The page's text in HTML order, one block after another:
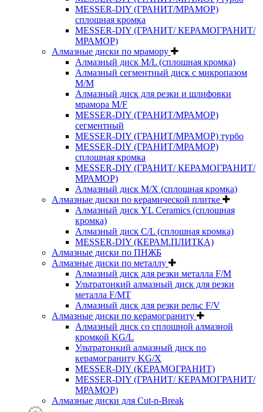
MESSER-DIY (ГРАНИТ/МРАМОР)
сплошная кромка
MESSER-DIY (ГРАНИТ/ КЕРАМОГРАНИТ/
МРАМОР)
Алмазные диски по мрамору
Алмазный диск M/L (сплошная кромка)
Алмазный сегментный диск с микропазом
M/M
Алмазный диск для резки и шлифовки
мрамора M/F
MESSER-DIY (ГРАНИТ/МРАМОР)
сегментный
MESSER-DIY (ГРАНИТ/МРАМОР) турбо
MESSER-DIY (ГРАНИТ/МРАМОР)
сплошная кромка
MESSER-DIY (ГРАНИТ/ КЕРАМОГРАНИТ/
МРАМОР)
Алмазный диск M/X (сплошная кромка)
Алмазные диски по керамической плитке
Алмазный диск YL Ceramics (сплошная
кромка)
Алмазный диск C/L (сплошная кромка)
MESSER-DIY (КЕРАМ.ПЛИТКА)
Алмазные диски по ПНЖБ
Алмазные диски по металлу
Алмазный диск для резки металла F/M
Ультратонкий алмазный диск для резки
металла F/MT
Алмазный диск для резки рельс F/V
Алмазные диски по керамограниту
Алмазный диск со сплошной алмазной
кромкой KG/L
Ультратонкий алмазный диск по
керамограниту KG/X
MESSER-DIY (КЕРАМОГРАНИТ)
MESSER-DIY (ГРАНИТ/ КЕРАМОГРАНИТ/
МРАМОР)
Алмазные диски для Cut-n-Break